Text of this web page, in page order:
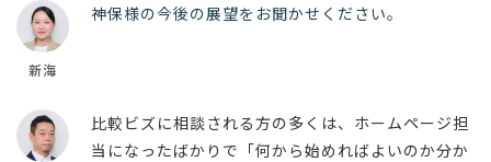
新海
神保様の今後の展望をお聞かせください。
比較ビズに相談される方の多くは、ホームページ担
当になったばかりで「何から始めればよいのか分か